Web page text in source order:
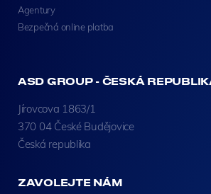
Agentury
Bezpečná online platba
ASD GROUP - ČESKÁ
Jírovcova 1863/1
370 04 České Budějovice
Česká republika
ZAVOLEJTE NÁM